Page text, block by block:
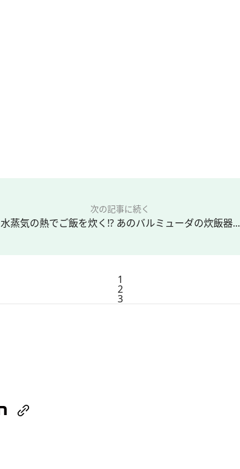
次の記事に続く
水蒸気の熱でご飯を炊く!? あのバルミューダの炊飯器...
1
2
3